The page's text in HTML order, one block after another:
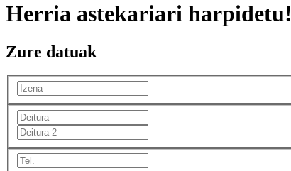
Herria astekariari harpidetu!
Zure datuak